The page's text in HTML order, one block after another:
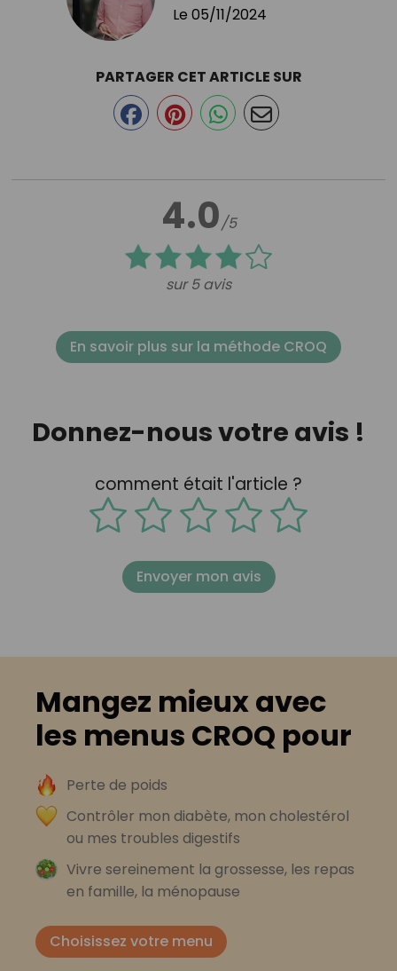
Le 05/11/2024
4.0/5
sur 5 avis
PARTAGER CET ARTICLE SUR
En savoir plus sur la méthode CROQ
Donnez-nous votre avis !
comment était l'article ?
Envoyer mon avis
Mangez mieux avec
les menus CROQ pour
Perte de poids
Contrôler mon diabète, mon cholestérol
ou mes troubles digestifs
Vivre sereinement la grossesse, les repas
en famille, la ménopause
Choisissez votre menu